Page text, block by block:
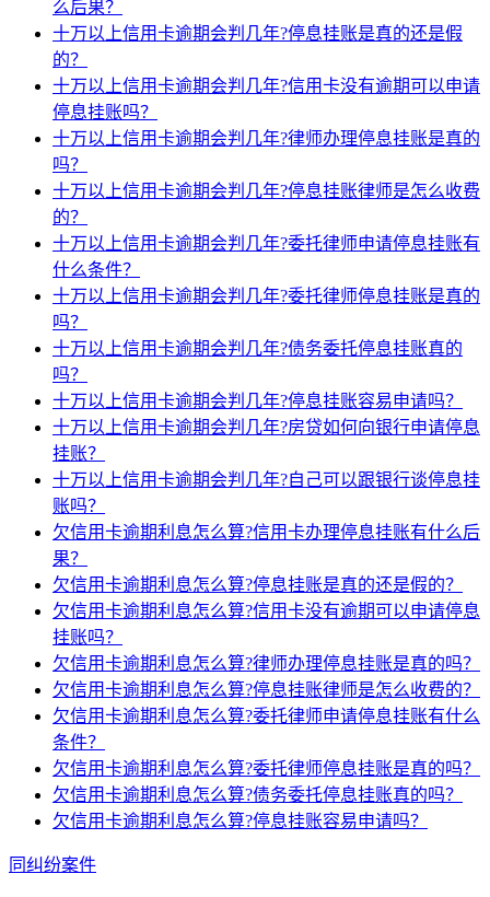
么后果？
十万以上信用卡逾期会判几年?停息挂账是真的还是假
的？
十万以上信用卡逾期会判几年?信用卡没有逾期可以申请
停息挂账吗？
十万以上信用卡逾期会判几年?律师办理停息挂账是真的
吗？
十万以上信用卡逾期会判几年?停息挂账律师是怎么收费
的？
十万以上信用卡逾期会判几年?委托律师申请停息挂账有
什么条件？
十万以上信用卡逾期会判几年?委托律师停息挂账是真的
吗？
十万以上信用卡逾期会判几年?债务委托停息挂账真的
吗？
十万以上信用卡逾期会判几年?停息挂账容易申请吗？
十万以上信用卡逾期会判几年?房贷如何向银行申请停息
挂账？
十万以上信用卡逾期会判几年?自己可以跟银行谈停息挂
账吗？
欠信用卡逾期利息怎么算?信用卡办理停息挂账有什么后
果？
欠信用卡逾期利息怎么算?停息挂账是真的还是假的？
欠信用卡逾期利息怎么算?信用卡没有逾期可以申请停息
挂账吗？
欠信用卡逾期利息怎么算?律师办理停息挂账是真的吗？
欠信用卡逾期利息怎么算?停息挂账律师是怎么收费的？
欠信用卡逾期利息怎么算?委托律师申请停息挂账有什么
条件？
欠信用卡逾期利息怎么算?委托律师停息挂账是真的吗？
欠信用卡逾期利息怎么算?债务委托停息挂账真的吗？
欠信用卡逾期利息怎么算?停息挂账容易申请吗？
同纠纷案件